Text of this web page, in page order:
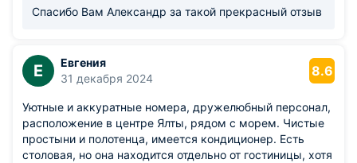
Спасибо Вам Александр за такой прекрасный отзыв
Е
Евгения
31 декабря 2024
8.6
Уютные и аккуратные номера, дружелюбный персонал,
расположение в центре Ялты, рядом с морем. Чистые
простыни и полотенца, имеется кондиционер. Есть
столовая, но она находится отдельно от гостиницы, хотя